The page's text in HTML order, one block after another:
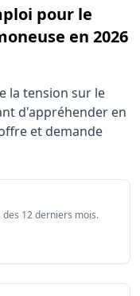
pour le
en 2026
Ramoneuse 2026
Valeur brute
300
la tension sur le
d'appréhender en
et demande
12 derniers mois.